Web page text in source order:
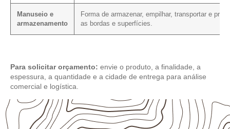
Manuseio e
armazenamento
Forma de armazenar, empilhar, transportar e
as bordas e superfícies.
Para solicitar orçamento: envie o produto, a finalidade, a
espessura, a quantidade e a cidade de entrega para análise
comercial e logística.